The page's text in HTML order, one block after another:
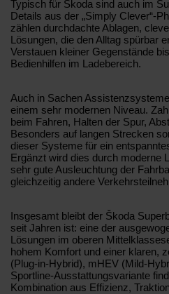
Typisch für Škoda sind auch im
Details aus der „Simply Clever“-
zählen durchdachte Ablagen,
Lösungen, die den Alltag spürbar
Verstauen kleiner Gegenstände
Bedienhilfen im Ladebereich.
Auch in Sachen
einem sehr modernen Niveau.
beim Fahren, Halten der Spur,
Besonders auf langen Strecken
dieser Systeme für ein
Ergänzt wird dies durch moderne
sehr gute Ausleuchtung der
gleichzeitig andere
Insgesamt bleibt der Škoda
seit Jahren ist: eine der
Lösungen im oberen
hohem Komfort und einer klaren,
(Plug-in-Hybrid), mHEV (Mild-
Sportline-Ausstattungsvariante
Kombination aus Effizienz,